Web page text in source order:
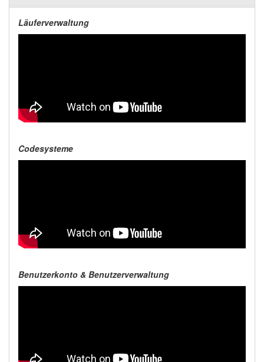
Läuferverwaltung
Codesysteme
Benutzerkonto & Benutzerverwaltung